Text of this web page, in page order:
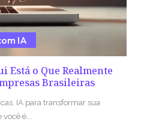
Está o Que Realmente
Brasileiras
IA
IA para transformar sua
você é...